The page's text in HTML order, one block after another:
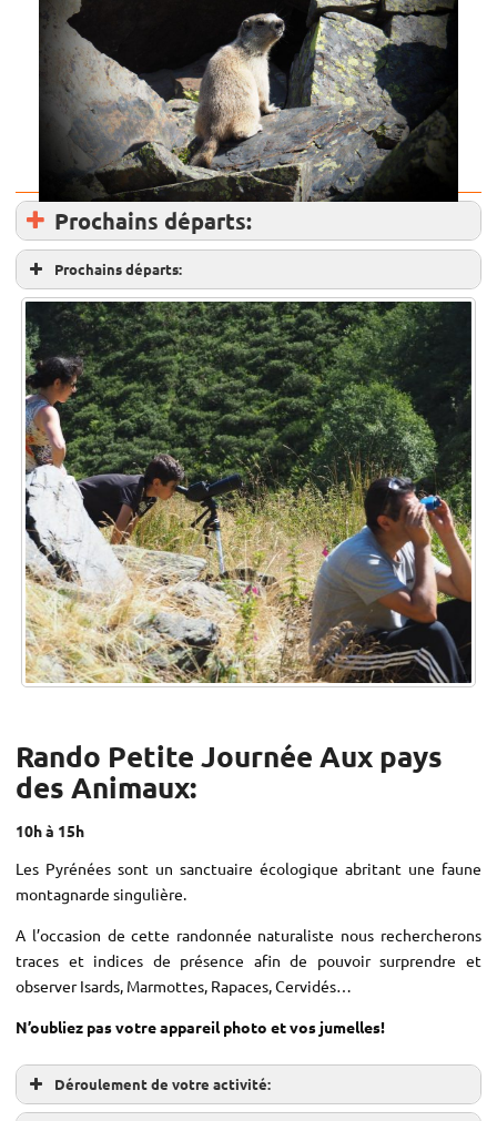
Prochains départs:
Prochains départs:
Rando Petite Journée Aux pays
des Animaux:
10h à 15h
Les Pyrénées sont un sanctuaire écologique abritant une faune
montagnarde singulière.
A l’occasion de cette randonnée naturaliste nous rechercherons
traces et indices de présence afin de pouvoir surprendre et
observer Isards, Marmottes, Rapaces, Cervidés…
N’oubliez pas votre appareil photo et vos jumelles!
Déroulement de votre activité: